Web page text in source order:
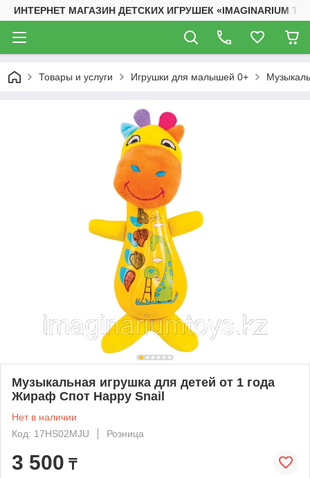
ИНТЕРНЕТ МАГАЗИН ДЕТСКИХ ИГРУШЕК «IMAGINARIUM
Товары и услуги Игрушки для малышей 0+
Музыкальная игрушка для детей от 1 года
Жираф Спот Happy Snail
Нет в наличии
Код: 17HS02MJU
Розница
3 500 ₸